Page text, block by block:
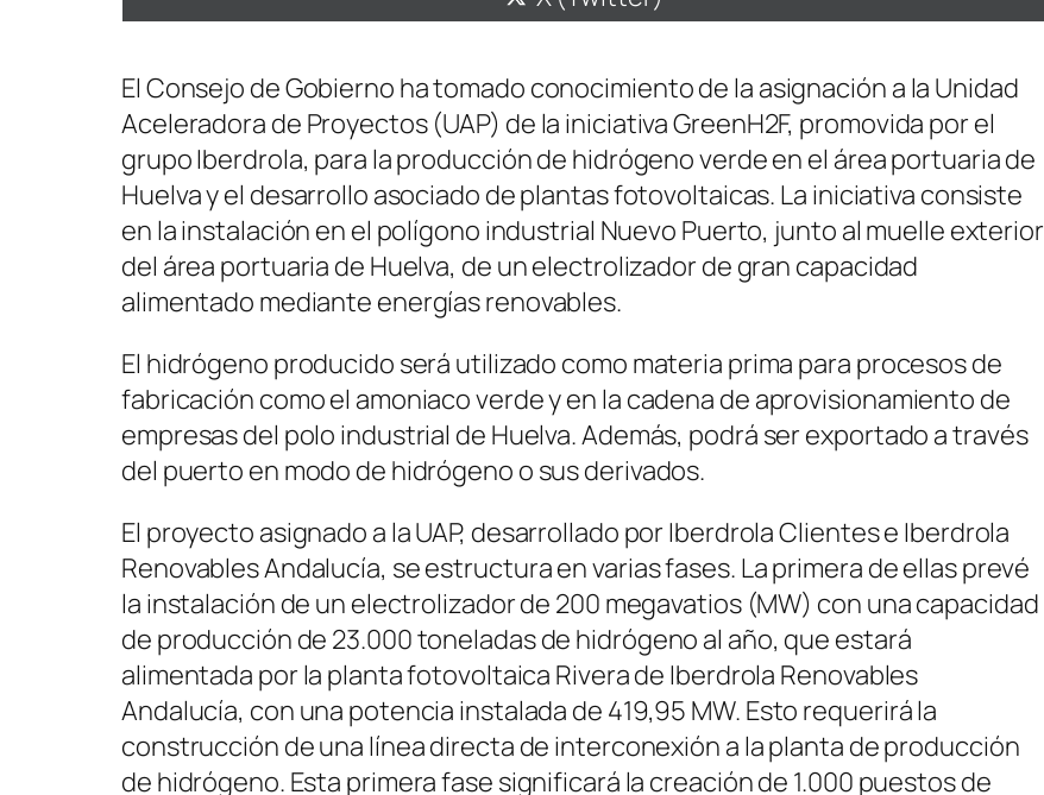
en
El Consejo de Gobierno ha tomado conocimiento de la asignación a la Unidad
Aceleradora de Proyectos (UAP) de la iniciativa GreenH2F, promovida por el
grupo Iberdrola, para la producción de hidrógeno verde en el área portuaria de
Huelva y el desarrollo asociado de plantas fotovoltaicas. La iniciativa consiste
en la instalación en el polígono industrial Nuevo Puerto, junto al muelle exterior
del área portuaria de Huelva, de un electrolizador de gran capacidad
alimentado mediante energías renovables.
El hidrógeno producido será utilizado como materia prima para procesos de
fabricación como el amoniaco verde y en la cadena de aprovisionamiento de
empresas del polo industrial de Huelva. Además, podrá ser exportado a través
del puerto en modo de hidrógeno o sus derivados.
El proyecto asignado a la UAP, desarrollado por Iberdrola Clientes e Iberdrola
Renovables Andalucía, se estructura en varias fases. La primera de ellas prevé
la instalación de un electrolizador de 200 megavatios (MW) con una capacidad
de producción de 23.000 toneladas de hidrógeno al año, que estará
alimentada por la planta fotovoltaica Rivera de Iberdrola Renovables
Andalucía, con una potencia instalada de 419,95 MW. Esto requerirá la
construcción de una línea directa de interconexión a la planta de producción
de hidrógeno. Esta primera fase significará la creación de 1.000 puestos de